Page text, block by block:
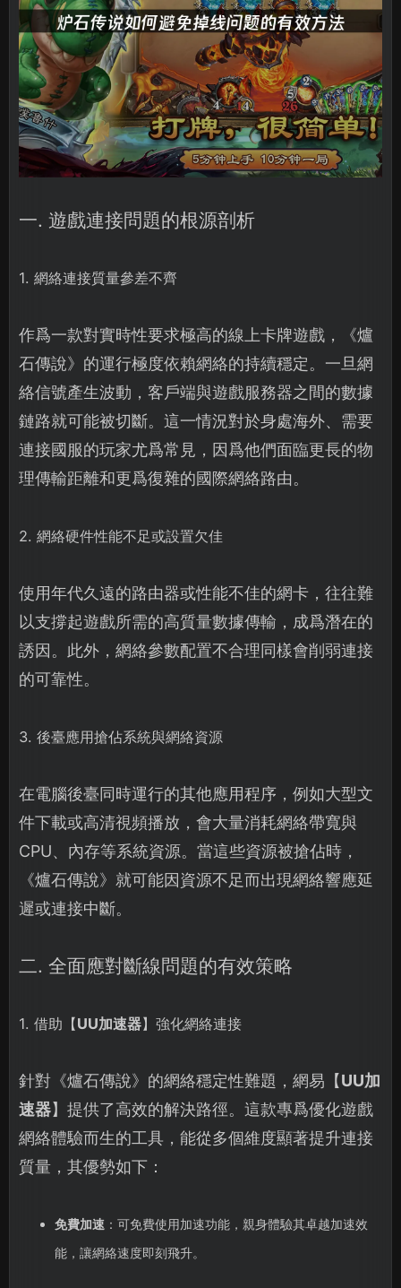
一. 遊戲連接問題的根源剖析
1. 網絡連接質量參差不齊
作爲一款對實時性要求極高的線上卡牌遊戲，《爐
石傳說》的運行極度依賴網絡的持續穩定。一旦網
絡信號產生波動，客戶端與遊戲服務器之間的數據
鏈路就可能被切斷。這一情況對於身處海外、需要
連接國服的玩家尤爲常見，因爲他們面臨更長的物
理傳輸距離和更爲復雜的國際網絡路由。
2. 網絡硬件性能不足或設置欠佳
使用年代久遠的路由器或性能不佳的網卡，往往難
以支撐起遊戲所需的高質量數據傳輸，成爲潛在的
誘因。此外，網絡參數配置不合理同樣會削弱連接
的可靠性。
3. 後臺應用搶佔系統與網絡資源
在電腦後臺同時運行的其他應用程序，例如大型文
件下載或高清視頻播放，會大量消耗網絡帶寬與
CPU、內存等系統資源。當這些資源被搶佔時，
《爐石傳說》就可能因資源不足而出現網絡響應延
遲或連接中斷。
二. 全面應對斷線問題的有效策略
1. 借助【UU加速器】強化網絡連接
針對《爐石傳說》的網絡穩定性難題，網易【UU加
速器】提供了高效的解決路徑。這款專爲優化遊戲
網絡體驗而生的工具，能從多個維度顯著提升連接
質量，其優勢如下：
免費加速：可免費使用加速功能，親身體驗其卓越加速效
能，讓網絡速度即刻飛升。